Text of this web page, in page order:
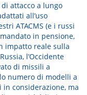
attacco a lungo
all’uso
ATACMS (e i russi
in pensione,
impatto reale sulla
l’Occidente
di missili a
numero di modelli a
considerazione, ma